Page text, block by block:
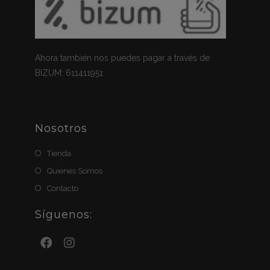
Ahora también nos puedes pagar a través de
BIZUM: 611411951
Nosotros
Tienda
Quienes Somos
Contacto
Síguenos: